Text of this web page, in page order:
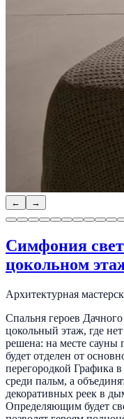
← →
Симфония
цокольном
Архитектурная
Спальня героев
цокольный этаж, где
решена: на месте сауны
будет отделен от
перегородкой Графика
среди пальм, а
декоративных реек в
Определяющим будет